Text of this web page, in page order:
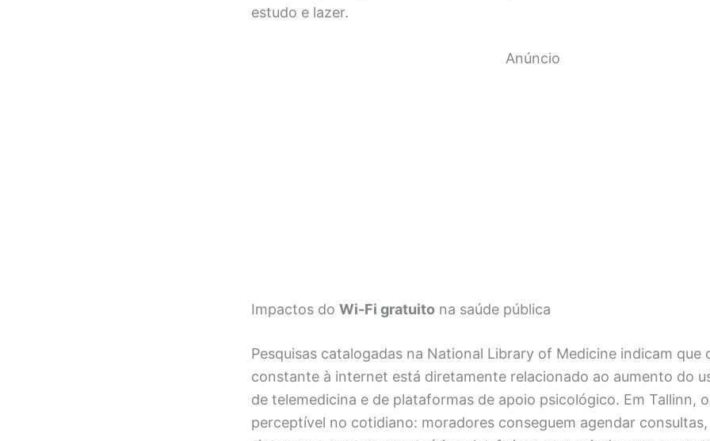
estudo e lazer.
Anúncio
Impactos do Wi-Fi gratuito na saúde pública
Pesquisas catalogadas na National Library of Medicine indicam que
constante à internet está diretamente relacionado ao aumento do
de telemedicina e de plataformas de apoio psicológico. Em Tallinn,
perceptível no cotidiano: moradores conseguem agendar